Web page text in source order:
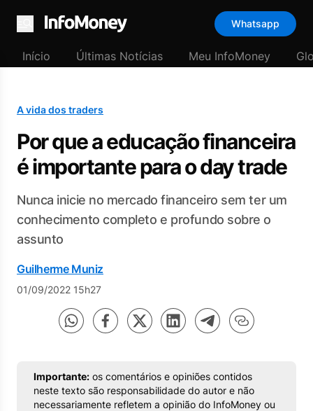
Menu
Whatsapp
Início Últimas Notícias Meu InfoMoney
A vida dos traders
Por que a educação financeira
é importante para o day trade
Nunca inicie no mercado financeiro sem ter um
conhecimento completo e profundo sobre o
assunto
Guilherme Muniz
01/09/2022 15h27
Importante: os comentários e opiniões contidos
neste texto são responsabilidade do autor e não
necessariamente refletem a opinião do InfoMoney ou